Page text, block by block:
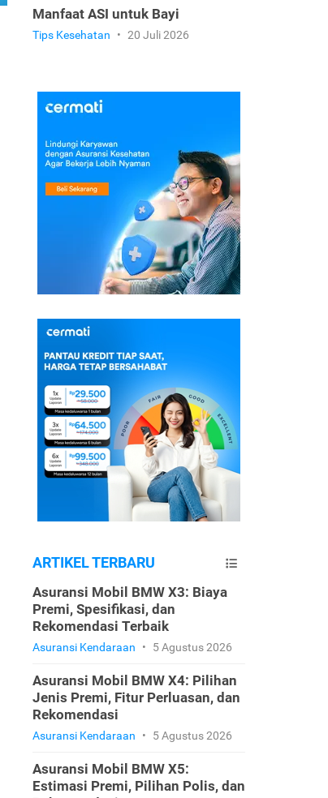
Manfaat ASI untuk Bayi
Tips Kesehatan • 20 Juli 2026
ARTIKEL TERBARU
Asuransi Mobil BMW X3: Biaya
Premi, Spesifikasi, dan
Rekomendasi Terbaik
Asuransi Kendaraan • 5 Agustus 2026
Asuransi Mobil BMW X4: Pilihan
Jenis Premi, Fitur Perluasan, dan
Rekomendasi
Asuransi Kendaraan • 5 Agustus 2026
Asuransi Mobil BMW X5:
Estimasi Premi, Pilihan Polis, dan